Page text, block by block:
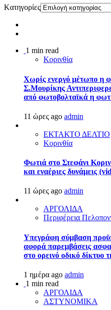
Kατηγορίες
1 min read
Κορινθία
Χωρίς ενεργό μέτωπο η
Σ.Μουρίκης
από φωτοβολταϊκά η
11 ώρες ago admin
ΕΚΤΑΚΤΟ ΔΕΛΤΙΟ
Κορινθία
Φωτιά στο Στεφάνι
και εναέριες δυνάμεις
11 ώρες ago admin
ΑΡΓΟΛΙΔΑ
Περιφέρεια
Υπεγράφη σύμβαση
αφορά παρεμβάσεις
στο ορεινό οδικό δίκτυο
1 ημέρα ago admin
1 min read
ΑΡΓΟΛΙΔΑ
ΑΣΤΥΝΟΜΙΚΑ